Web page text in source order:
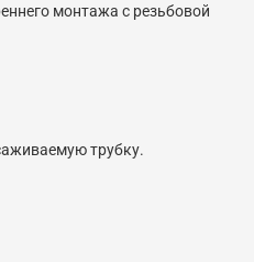
монтажа с резьбовой
трубку.